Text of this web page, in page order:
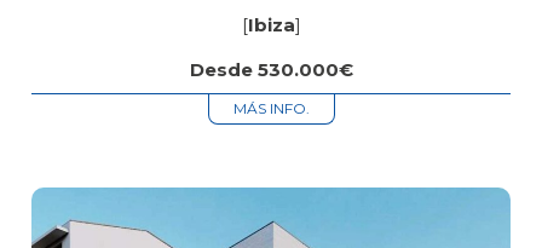
ubicación...
[Ibiza]
Desde 530.000€
MÁS INFO.